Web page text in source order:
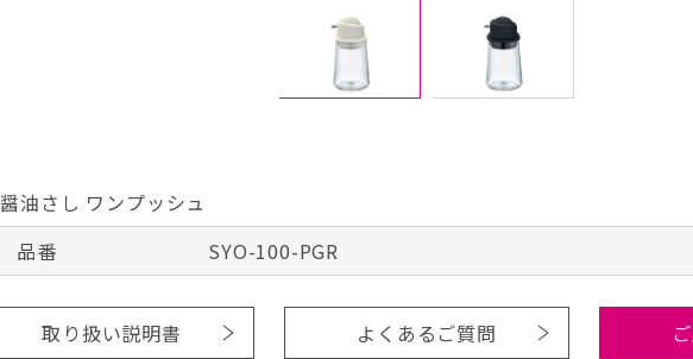
醤油さし ワンプッシュ
品番
SYO-100-PGR
取り扱い説明書 よくあるご質問